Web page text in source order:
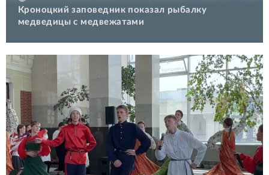
Кроноцкий заповедник показал рыбалку
медведицы с медвежатами